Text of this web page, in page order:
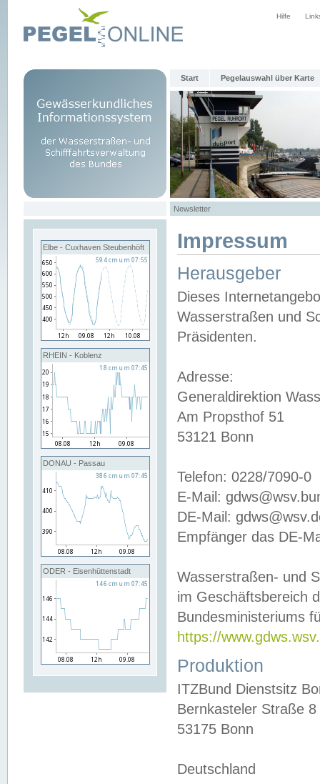
Hilfe
Start Pegelauswahl über Karte
Newsletter
Elbe - Cuxhaven Steubenhöft
RHEIN - Koblenz
DONAU - Passau
ODER - Eisenhüttenstadt
Impressum
Herausgeber
Dieses
Wasserstraßen und
Präsidenten.
Adresse:
Generaldirektion
Am Propsthof 51
53121 Bonn
Telefon: 0228/7090-0
E-Mail:
DE-Mail:
Empfänger das DE-
Wasserstraßen- und
im Geschäftsbereich
Bundesministeriums
https://
Produktion
ITZBund Dienstsitz
Bernkasteler Straße 8
53175 Bonn
Deutschland